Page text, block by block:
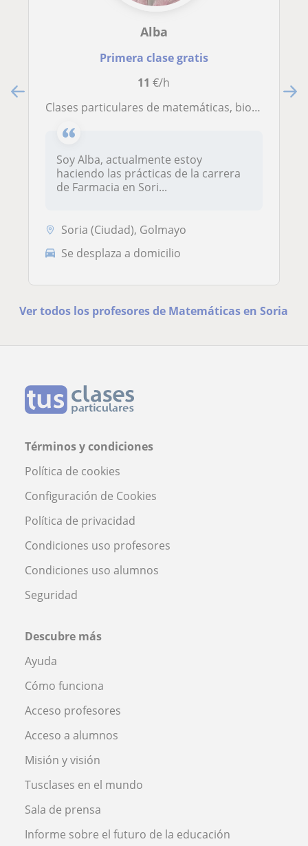
Alba
Primera clase gratis
11 €/h
Clases particulares de matemáticas, biología, química y repaso general
Soy Alba, actualmente estoy
haciendo las prácticas de la carrera
de Farmacia en Sori...
Soria (Ciudad), Golmayo
Se desplaza a domicilio
Ver todos los profesores de Matemáticas en Soria
Términos y condiciones
Política de cookies
Configuración de Cookies
Política de privacidad
Condiciones uso profesores
Condiciones uso alumnos
Seguridad
Descubre más
Ayuda
Cómo funciona
Acceso profesores
Acceso a alumnos
Misión y visión
Tusclases en el mundo
Sala de prensa
Informe sobre el futuro de la educación